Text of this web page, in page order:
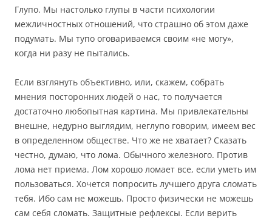
Глупо. Мы настолько глупы в части психологии
межличностных отношений, что страшно об этом даже
подумать. Мы тупо оговариваемся своим «не могу»,
когда ни разу не пытались.
Если взглянуть объективно, или, скажем, собрать
мнения посторонних людей о нас, то получается
достаточно любопытная картина. Мы привлекательны
внешне, недурно выглядим, неглупо говорим, имеем вес
в определенном обществе. Что же не хватает? Сказать
честно, думаю, что лома. Обычного железного. Против
лома нет приема. Лом хорошо ломает все, если уметь им
пользоваться. Хочется попросить лучшего друга сломать
тебя. Ибо сам не можешь. Просто физически не можешь
сам себя сломать. Защитные рефлексы. Если верить